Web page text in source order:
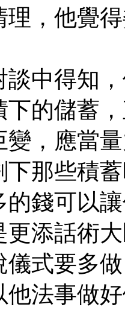
理，他覺
談中得知
下的儲蓄
變，應當
下那些積
的錢可以
更添話術
儀式要多
他法事做